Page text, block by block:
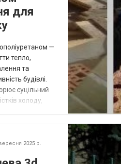
для
—
тепло,
та
будівлі.
суцільний
холоду,
підвалів.
2025 р.